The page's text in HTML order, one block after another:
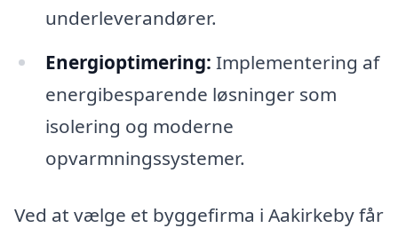
underleverandører.
Energioptimering: Implementering af
energibesparende løsninger som
isolering og moderne
opvarmningssystemer.
Ved at vælge et byggefirma i Aakirkeby får